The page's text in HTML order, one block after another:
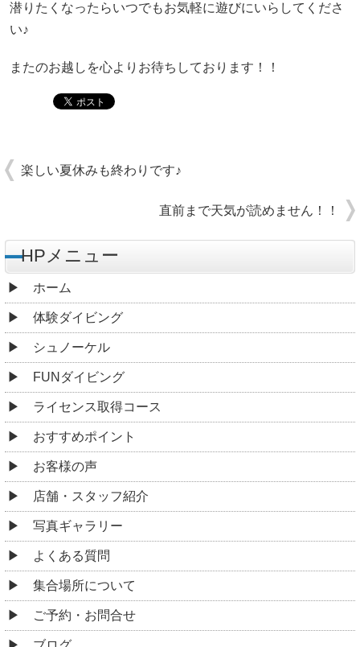
潜りたくなったらいつでもお気軽に遊びにいらしてくださ
い♪
またのお越しを心よりお待ちしております！！
楽しい夏休みも終わりです♪
直前まで天気が読めません！！
HPメニュー
ホーム
体験ダイビング
シュノーケル
FUNダイビング
ライセンス取得コース
おすすめポイント
お客様の声
店舗・スタッフ紹介
写真ギャラリー
よくある質問
集合場所について
ご予約・お問合せ